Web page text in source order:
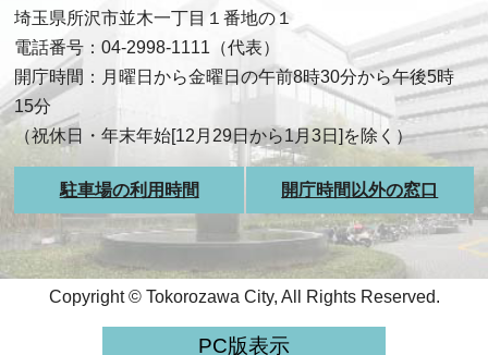
埼玉県所沢市並木一丁目１番地の１
電話番号：04-2998-1111（代表）
開庁時間：月曜日から金曜日の午前8時30分から午後5時
15分
（祝休日・年末年始[12月29日から1月3日]を除く）
駐車場の利用時間 開庁時間以外の窓口
Copyright © Tokorozawa City, All Rights Reserved.
PC版表示